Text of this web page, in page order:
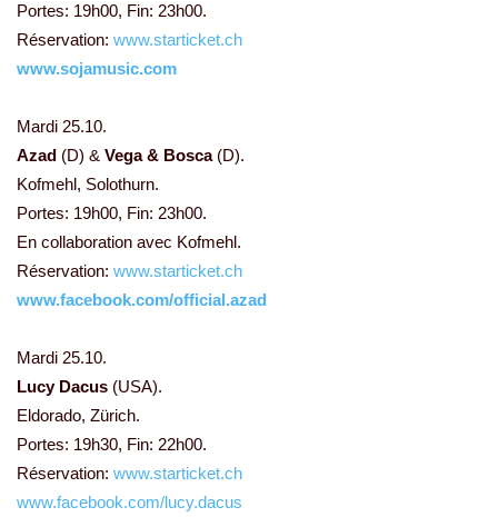
Portes: 19h00, Fin: 23h00.
Réservation: www.starticket.ch
www.sojamusic.com
Mardi 25.10.
Azad (D) & Vega & Bosca(D).
Kofmehl, Solothurn.
Portes: 19h00, Fin: 23h00.
En collaboration avec Kofmehl.
Réservation: www.starticket.ch
www.facebook.com/official.azad
Mardi 25.10.
Lucy Dacus (USA).
Eldorado, Zürich.
Portes: 19h30, Fin: 22h00.
Réservation: www.starticket.ch
www.facebook.com/lucy.dacus